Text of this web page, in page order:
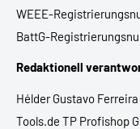
WEEE-
BattG-
Redaktionell
Hélder Gustavo
Tools.de TP Profishop